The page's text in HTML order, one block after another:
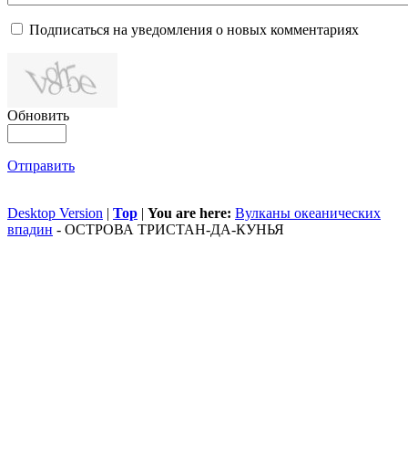
Подписаться на уведомления о новых комментариях
Обновить
Отправить
Desktop Version | Top | You are here: Вулканы океанических
впадин - ОСТРОВА ТРИСТАН-ДА-КУНЬЯ